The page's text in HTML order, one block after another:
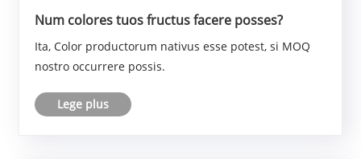
Num colores tuos fructus facere posses?
Ita, Color productorum nativus esse potest, si MOQ
nostro occurrere possis.
Lege plus